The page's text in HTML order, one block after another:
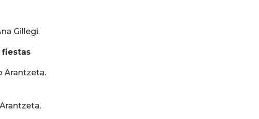
Gillegi.
fiestas
Arantzeta.